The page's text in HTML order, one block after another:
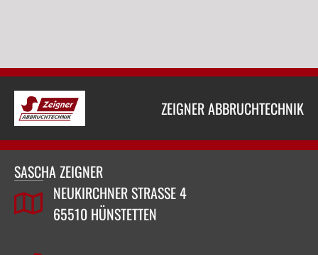
ZEIGNER ABBRUCHTECHNIK
SASCHA ZEIGNER
NEUKIRCHNER STRASSE 4
65510 HÜNSTETTEN